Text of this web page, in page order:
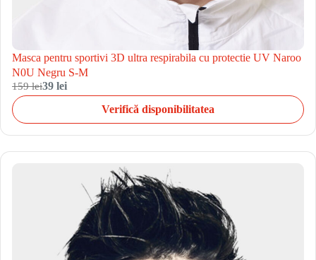
Masca pentru sportivi 3D ultra respirabila cu protectie UV Naroo
N0U Negru S-M
159 lei39 lei
Verifică disponibilitatea